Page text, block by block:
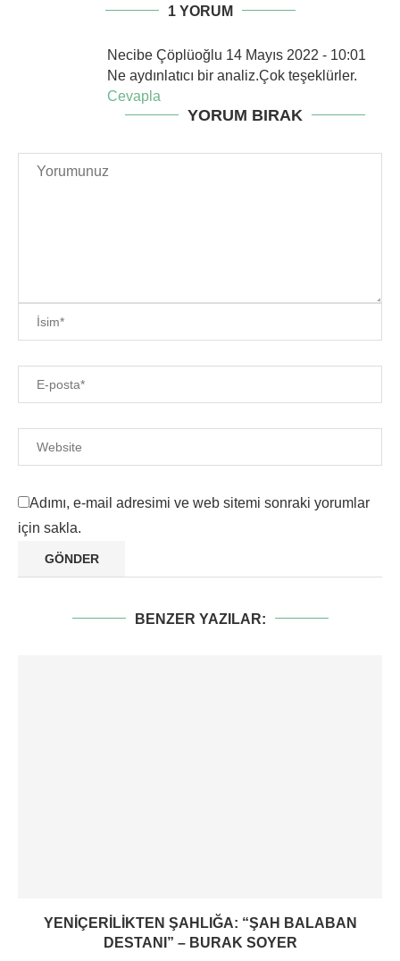
1 YORUM
Necibe Çöplüoğlu 14 Mayıs 2022 - 10:01
Ne aydınlatıcı bir analiz.Çok teşeklürler.
Cevapla
YORUM BIRAK
Adımı, e-mail adresimi ve web sitemi sonraki yorumlar
için sakla.
BENZER YAZILAR:
YENIÇERILIKTEN ŞAHLIĞA: “ŞAH BALABAN
DESTANI” – BURAK SOYER